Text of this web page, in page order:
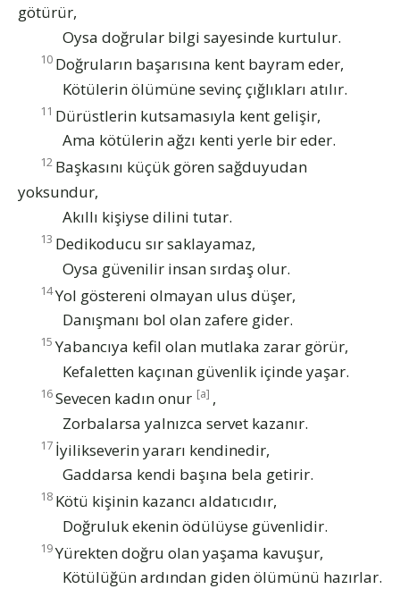
götürür,
Oysa doğrular bilgi sayesinde kurtulur.
10 Doğruların başarısına kent bayram eder,
Kötülerin ölümüne sevinç çığlıkları atılır.
11 Dürüstlerin kutsamasıyla kent gelişir,
Ama kötülerin ağzı kenti yerle bir eder.
12 Başkasını küçük gören sağduyudan
yoksundur,
Akıllı kişiyse dilini tutar.
13 Dedikoducu sır saklayamaz,
Oysa güvenilir insan sırdaş olur.
14Yol göstereni olmayan ulus düşer,
Danışmanı bol olan zafere gider.
15 Yabancıya kefil olan mutlaka zarar görür,
Kefaletten kaçınan güvenlik içinde yaşar.
16Sevecen kadın onur [a] ,
Zorbalarsa yalnızca servet kazanır.
17 İyilikseverin yararı kendinedir,
Gaddarsa kendi başına bela getirir.
18 Kötü kişinin kazancı aldatıcıdır,
Doğruluk ekenin ödülüyse güvenlidir.
19Yürekten doğru olan yaşama kavuşur,
Kötülüğün ardından giden ölümünü hazırlar.